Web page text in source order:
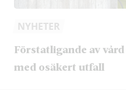
NYHETER
Förstatligande av
med osäkert utfall